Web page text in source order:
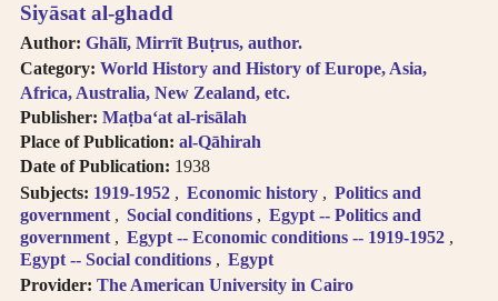
searching
technologies for
Arabic OCR develop,
we intend to
introduce full-text
searching.
Books in multi-
volume works
appear as separate
search results. In
the book viewer,
click on “view
عندما تتطوّر إمكانية استخدام
تقنيّة التعرّف الضوئي على
العنا وين المتعددة الأجزاء تظهر
في نتائج البحث منفصلة
اضغط على “شاهد العناوين
Siyāsat al-ghadd
Author: Ghālī, Mirrīt Buṭrus, author.
Category: World History and History of Europe, Asia,
Africa, Australia, New Zealand, etc.
Publisher: Maṭbaʻat al-risālah
Place of Publication: al-Qāhirah
Date of Publication: 1938
Subjects: 1919-1952 Economic history
Politics and
government
Social conditions
Egypt -- Politics and
government
Egypt -- Economic conditions -- 1919-1952
Egypt -- Social conditions
Egypt
Provider: The American University in Cairo